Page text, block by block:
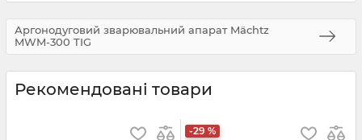
Аргонодуговий зварювальний апарат Mächtz
MWM-300 TIG
Рекомендовані товари
-29 %